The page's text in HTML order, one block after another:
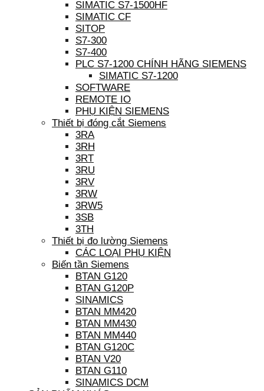
SIMATIC S7-1500HF
SIMATIC CF
SITOP
S7-300
S7-400
PLC S7-1200 CHÍNH HÃNG SIEMENS
SIMATIC S7-1200
SOFTWARE
REMOTE IO
PHỤ KIỆN SIEMENS
Thiết bị đóng cắt Siemens
3RA
3RH
3RT
3RU
3RV
3RW
3RW5
3SB
3TH
Thiết bị đo lường Siemens
CÁC LOẠI PHỤ KIỆN
Biến tần Siemens
BTAN G120
BTAN G120P
SINAMICS
BTAN MM420
BTAN MM430
BTAN MM440
BTAN G120C
BTAN V20
BTAN G110
SINAMICS DCM